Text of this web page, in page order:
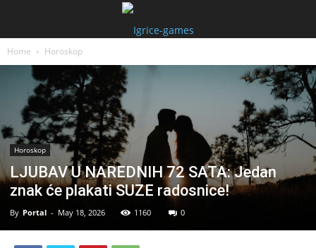
Home Horoskop
Horoskop
LJUBAV U NAREDNIH 72 SATA: Jedan
znak će plakati SUZE radosnice!
By Portal - May 18, 2026 1160 0